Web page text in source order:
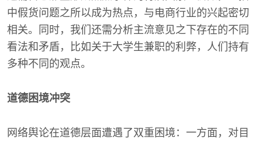
中假货问题之所以成为热点，与电商行业的兴起密切
相关。同时，我们还需分析主流意见之下存在的不同
看法和矛盾，比如关于大学生兼职的利弊，人们持有
多种不同的观点。
道德困境冲突
网络舆论在道德层面遭遇了双重困境：一方面，对目